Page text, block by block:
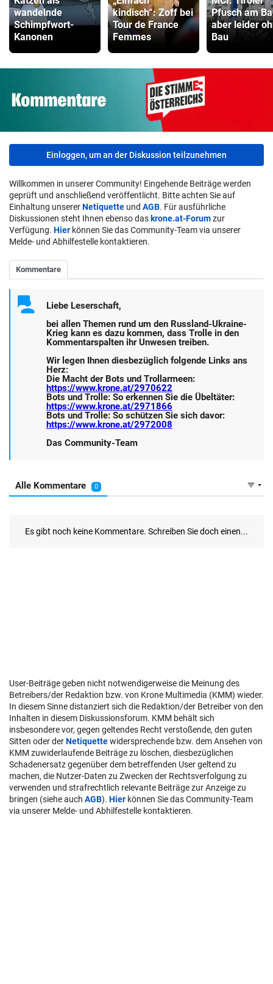
wandelnde
Schimpfwort-
Kanonen
kindisch“: Zoff bei
Tour de France
Femmes
Pfusch am
aber leider
Bau
Einloggen, um an der Diskussion teilzunehmen
Willkommen in unserer Community! Eingehende Beiträge werden
geprüft und anschließend veröffentlicht. Bitte achten Sie auf
Einhaltung unsererNetiquette und AGB. Für ausführliche
Diskussionen steht Ihnen ebenso das krone.at-Forumzur
Verfügung. Hier können Sie das Community-Team via unserer
Melde- und Abhilfestelle kontaktieren.
User-Beiträge geben nicht notwendigerweise die Meinung des
Betreibers/der Redaktion bzw. von Krone Multimedia (KMM) wieder.
In diesem Sinne distanziert sich die Redaktion/der Betreiber von den
Inhalten in diesem Diskussionsforum. KMM behält sich
insbesondere vor, gegen geltendes Recht verstoßende, den guten
Sitten oder derNetiquettewidersprechende bzw. dem Ansehen von
KMM zuwiderlaufende Beiträge zu löschen, diesbezüglichen
Schadenersatz gegenüber dem betreffenden User geltend zu
machen, die Nutzer-Daten zu Zwecken der Rechtsverfolgung zu
verwenden und strafrechtlich relevante Beiträge zur Anzeige zu
bringen (siehe auch AGB). Hier können Sie das Community-Team
via unserer Melde- und Abhilfestelle kontaktieren.